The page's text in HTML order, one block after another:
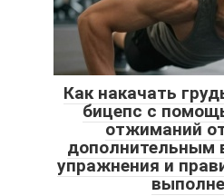
Как накачать
бицепс с
отжиманий
дополнительным
упражнения и